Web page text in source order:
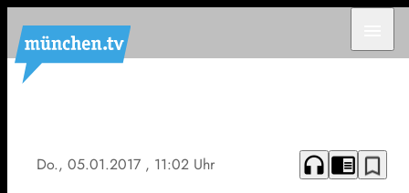
Do., 05.01.2017 , 11:02 Uhr headphones chrome_reader_mode bookmark_border